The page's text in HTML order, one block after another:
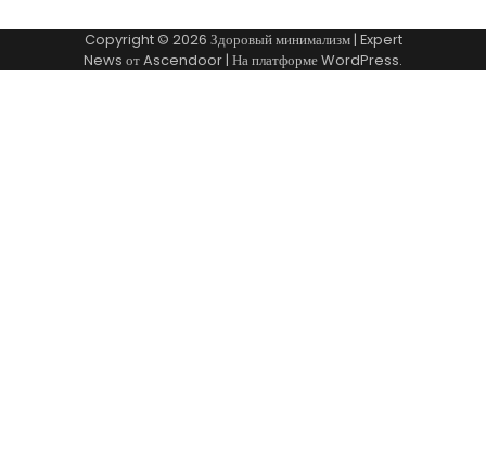
Copyright © 2026 Здоровый минимализм| Expert
News отAscendoor| На платформеWordPress.